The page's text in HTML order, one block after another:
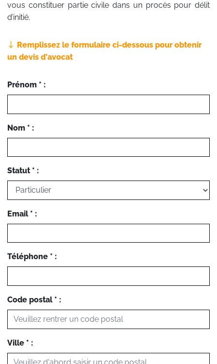
vous constituer partie civile dans un procès pour délit
d’initié.
Remplissez le formulaire ci-dessous pour obtenir
un devis d'avocat
Prénom * :
Nom * :
Statut * :
Email * :
Téléphone * :
Code postal * :
Ville * :